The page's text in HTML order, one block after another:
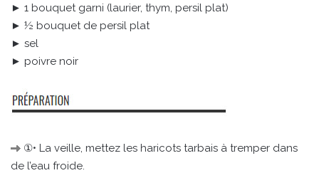
► 1 bouquet garni (laurier, thym, persil plat)
► ½ bouquet de persil plat
► sel
► poivre noir
①• La veille, mettez les haricots tarbais à tremper dans
de l’eau froide.